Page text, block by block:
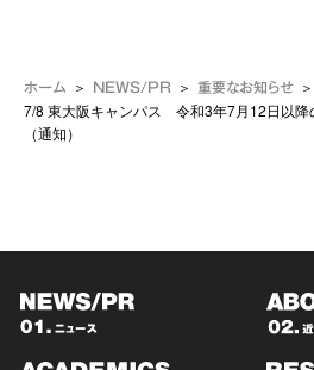
ホーム NEWS/PR 重要なお知らせ
7/8 東大阪キャンパス 令和3年7月12日以降
（通知）